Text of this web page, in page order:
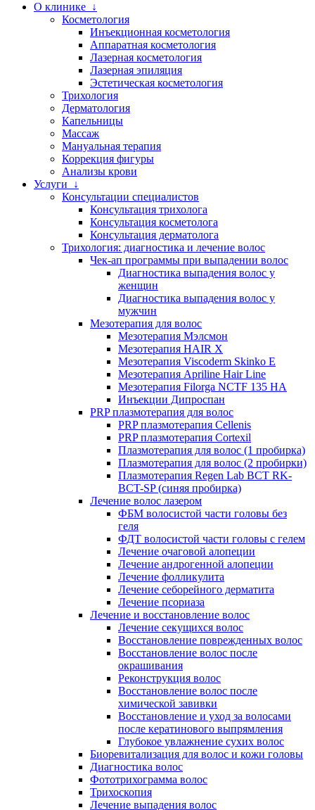
О клинике ↓
Косметология
Инъекционная косметология
Аппаратная косметология
Лазерная косметология
Лазерная эпиляция
Эстетическая косметология
Трихология
Дерматология
Капельницы
Массаж
Мануальная терапия
Коррекция фигуры
Анализы крови
Услуги ↓
Консультации специалистов
Консультация трихолога
Консультация косметолога
Консультация дерматолога
Трихология: диагностика и лечение волос
Чек-ап программы при выпадении волос
Диагностика выпадения волос у
женщин
Диагностика выпадения волос у
мужчин
Мезотерапия для волос
Мезотерапия Мэлсмон
Мезотерапия HAIR X
Мезотерапия Viscoderm Skinko E
Мезотерапия Apriline Hair Line
Мезотерапия Filorga NCTF 135 HA
Инъекции Дипроспан
PRP плазмотерапия для волос
PRP плазмотерапия Cellenis
PRP плазмотерапия Cortexil
Плазмотерапия для волос (1 пробирка)
Плазмотерапия для волос (2 пробирки)
Плазмотерапия Regen Lab BCT RK-
BCT-SP (синяя пробирка)
Лечение волос лазером
ФБМ волосистой части головы без
геля
ФДТ волосистой части головы с гелем
Лечение очаговой алопеции
Лечение андрогенной алопеции
Лечение фолликулита
Лечение себорейного дерматита
Лечение псориаза
Лечение и восстановление волос
Лечение секущихся волос
Восстановление поврежденных волос
Восстановление волос после
окрашивания
Реконструкция волос
Восстановление волос после
химической завивки
Восстановление и уход за волосами
после кератинового выпрямления
Глубокое увлажнение сухих волос
Биоревитализация для волос и кожи головы
Диагностика волос
Фототрихограмма волос
Трихоскопия
Лечение выпадения волос